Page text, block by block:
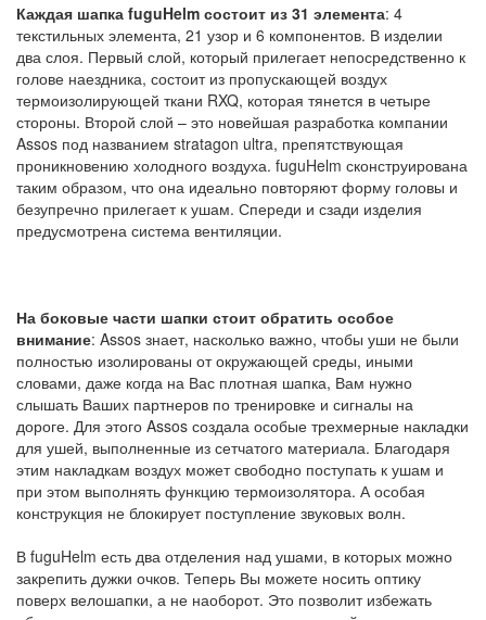
Каждая шапка fuguHelm состоит из 31 элемента: 4
текстильных элемента, 21 узор и 6 компонентов. В изделии
два слоя. Первый слой, который прилегает непосредственно к
голове наездника, состоит из пропускающей воздух
термоизолирующей ткани RXQ, которая тянется в четыре
стороны. Второй слой – это новейшая разработка компании
Assos под названием stratagon ultra, препятствующая
проникновению холодного воздуха. fuguHelm сконструирована
таким образом, что она идеально повторяют форму головы и
безупречно прилегает к ушам. Спереди и сзади изделия
предусмотрена система вентиляции.
На боковые части шапки стоит обратить особое
внимание: Assos знает, насколько важно, чтобы уши не были
полностью изолированы от окружающей среды, иными
словами, даже когда на Вас плотная шапка, Вам нужно
слышать Ваших партнеров по тренировке и сигналы на
дороге. Для этого Assos создала особые трехмерные накладки
для ушей, выполненные из сетчатого материала. Благодаря
этим накладкам воздух может свободно поступать к ушам и
при этом выполнять функцию термоизолятора. А особая
конструкция не блокирует поступление звуковых волн.
В fuguHelm есть два отделения над ушами, в которых можно
закрепить дужки очков. Теперь Вы можете носить оптику
поверх велошапки, а не наоборот. Это позволит избежать